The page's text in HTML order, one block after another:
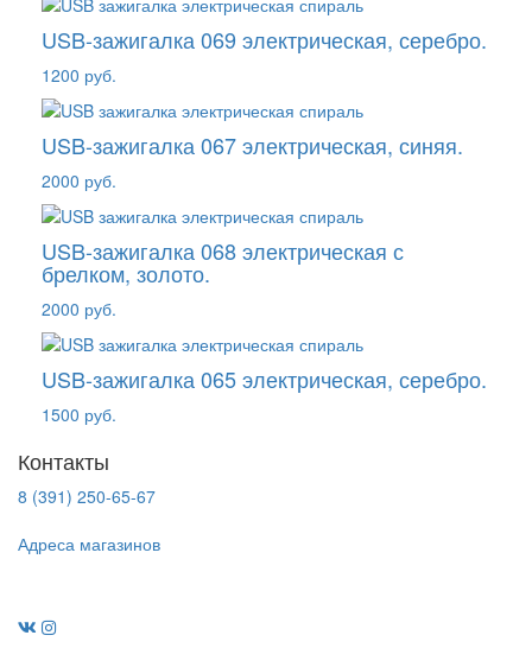
USB-зажигалка 069 электрическая, серебро.
1200 руб.
USB-зажигалка 067 электрическая, синяя.
2000 руб.
USB-зажигалка 068 электрическая с
брелком, золото.
2000 руб.
USB-зажигалка 065 электрическая, серебро.
1500 руб.
Контакты
8 (391) 250-65-67
Адреса магазинов